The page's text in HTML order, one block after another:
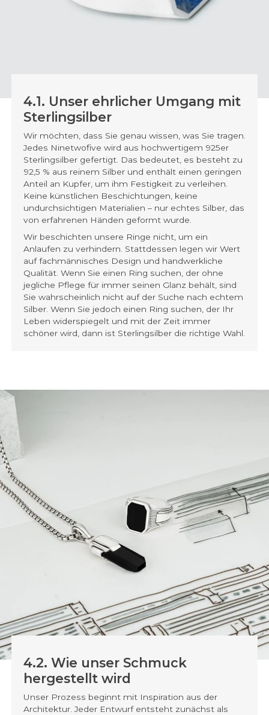
4.1. Unser ehrlicher Umgang mit
Sterlingsilber
Wir möchten, dass Sie genau wissen, was Sie tragen.
Jedes Ninetwofive wird aus hochwertigem 925er
Sterlingsilber gefertigt. Das bedeutet, es besteht zu
92,5 % aus reinem Silber und enthält einen geringen
Anteil an Kupfer, um ihm Festigkeit zu verleihen.
Keine künstlichen Beschichtungen, keine
undurchsichtigen Materialien – nur echtes Silber, das
von erfahrenen Händen geformt wurde.
Wir beschichten unsere Ringe nicht, um ein
Anlaufen zu verhindern. Stattdessen legen wir Wert
auf fachmännisches Design und handwerkliche
Qualität. Wenn Sie einen Ring suchen, der ohne
jegliche Pflege für immer seinen Glanz behält, sind
Sie wahrscheinlich nicht auf der Suche nach echtem
Silber. Wenn Sie jedoch einen Ring suchen, der Ihr
Leben widerspiegelt und mit der Zeit immer
schöner wird, dann ist Sterlingsilber die richtige Wahl.
4.2. Wie unser Schmuck
hergestellt wird
Unser Prozess beginnt mit Inspiration aus der
Architektur. Jeder Entwurf entsteht zunächst als